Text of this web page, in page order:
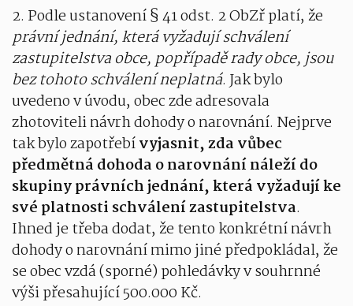
2. Podle ustanovení § 41 odst. 2 ObZř platí, že
právní jednání, která vyžadují schválení
zastupitelstva obce, popřípadě rady obce, jsou
bez tohoto schválení neplatná. Jak bylo
uvedeno v úvodu, obec zde adresovala
zhotoviteli návrh dohody o narovnání. Nejprve
tak bylo zapotřebívyjasnit, zda vůbec
předmětná dohoda o narovnání náleží do
skupiny právních jednání, která vyžadují ke
své platnosti schválení zastupitelstva.
Ihned je třeba dodat, že tento konkrétní návrh
dohody o narovnání mimo jiné předpokládal, že
se obec vzdá (sporné) pohledávky v souhrnné
výši přesahující 500.000 Kč.